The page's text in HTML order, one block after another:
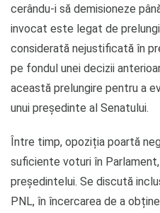
cerându-i să demisioneze
invocat este legat de
considerată nejustificată în
pe fondul unei decizii
această prelungire pentru a
unui președinte al Senatului.
Între timp, opoziția poartă
suficiente voturi în
președintelui. Se discută
PNL, în încercarea de a